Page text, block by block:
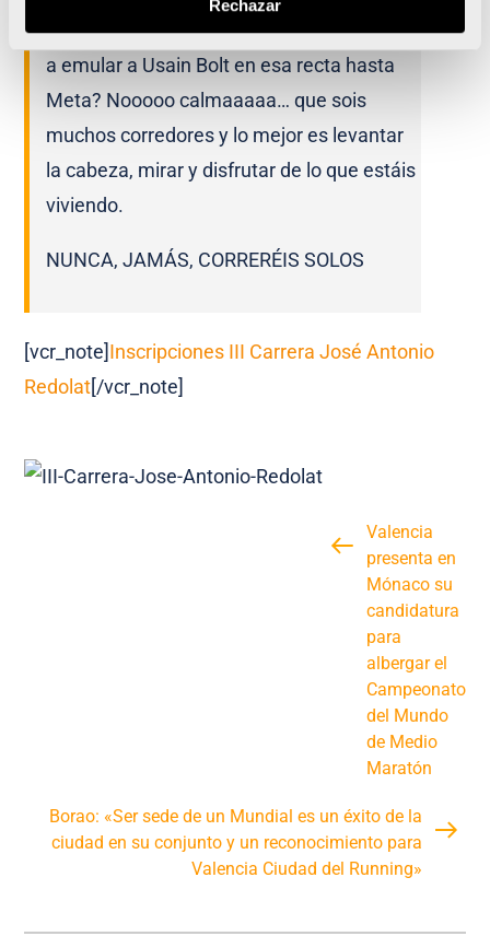
Rechazar
ambiente impresionante. ¿Quien se atreve
a emular a Usain Bolt en esa recta hasta
Meta? Nooooo calmaaaaa… que sois
muchos corredores y lo mejor es levantar
la cabeza, mirar y disfrutar de lo que estáis
viviendo.
NUNCA, JAMÁS, CORRERÉIS SOLOS
[vcr_note]Inscripciones III Carrera José Antonio
Redolat[/vcr_note]
Valencia
presenta en
Mónaco su
candidatura
para
albergar el
Campeonato
del Mundo
de Medio
Maratón
Borao: «Ser sede de un Mundial es un éxito de la
ciudad en su conjunto y un reconocimiento para
Valencia Ciudad del Running»